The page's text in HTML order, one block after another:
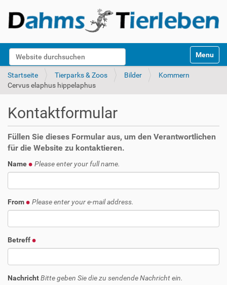
Website durchsuchen
k
Toggle
Startseite Tierparks & Zoos Bilder
Kommern
Cervus elaphus hippelaphus
Kontaktformular
Füllen Sie dieses Formular aus, um den Verantwortlichen
für die Website zu kontaktieren.
Name Please enter your full name.
From Please enter your e-mail address.
Betreff
NachrichtBitte geben Sie die zu sendende Nachricht ein.